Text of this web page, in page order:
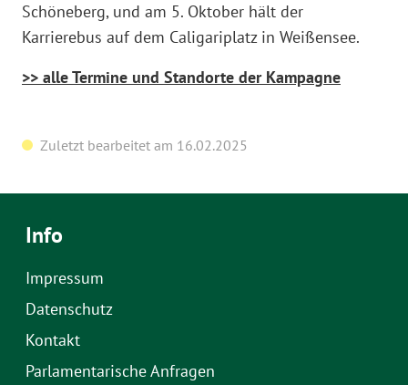
Schöneberg, und am 5. Oktober hält der
Karrierebus auf dem Caligariplatz in Weißensee.
>> alle Termine und Standorte der Kampagne
Zuletzt bearbeitet am 16.02.2025
Info
Impressum
Datenschutz
Kontakt
Parlamentarische Anfragen